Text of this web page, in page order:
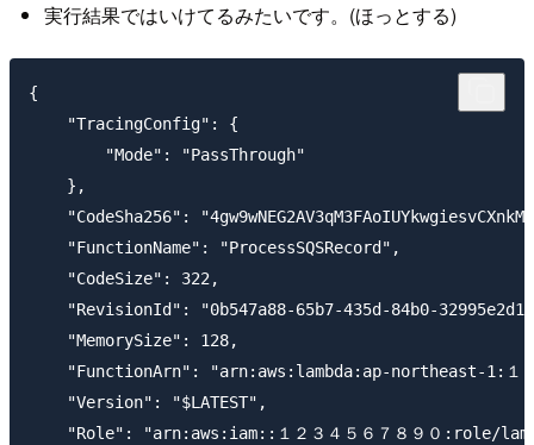
実行結果ではいけてるみたいです。(ほっとする)
{
    "TracingConfig": {
        "Mode": "PassThrough"
    },
"CodeSha256":
    "FunctionName": "ProcessSQSRecord",
    "CodeSize": 322,
"RevisionId": "0b547a88-65b7-435d-84b0-
    "MemorySize": 128,
"FunctionArn": "arn:aws:lambda:ap-northeast-1:１
    "Version": "$LATEST",
"Role": "arn:aws:iam::１２３４５６７８９０:role/